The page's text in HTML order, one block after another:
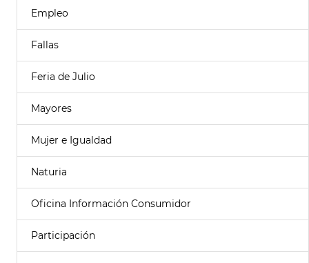
Empleo
Fallas
Feria de Julio
Mayores
Mujer e Igualdad
Naturia
Oficina Información Consumidor
Participación